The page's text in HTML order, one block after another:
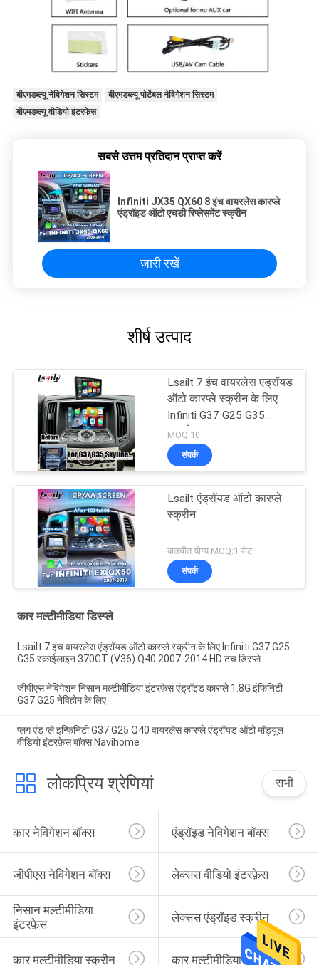
बीएमडब्ल्यू नेविगेशन सिस्टम
बीएमडब्ल्यू पोर्टेबल नेविगेशन सिस्टम
बीएमडब्ल्यू वीडियो इंटरफेस
सबसे उत्तम प्रतिदान प्राप्त करें
Infiniti JX35 QX60 8 इंच वायरलेस कारप्ले
एंड्रॉइड ऑटो एचडी रिप्लेसमेंट स्क्रीन
जारी रखें
शीर्ष उत्पाद
Lsailt 7 इंच वायरलेस एंड्रॉयड
ऑटो कारप्ले स्क्रीन के लिए
Infiniti G37 G25 G35
स्काईलाइन 370GT (V36)
Q40 2007-2014 HD टच
डिस्प्ले
MOQ:10
संपर्क
Lsailt एंड्रॉयड ऑटो कारप्ले
स्क्रीन
बातचीत योग्य MOQ:1 सेट
संपर्क
कार मल्टीमीडिया डिस्प्ले
Lsailt 7 इंच वायरलेस एंड्रॉयड ऑटो कारप्ले स्क्रीन के लिए Infiniti G37 G25
G35 स्काईलाइन 370GT (V36) Q40 2007-2014 HD टच डिस्प्ले
जीपीएस नेविगेशन निसान मल्टीमीडिया इंटरफ़ेस एंड्रॉइड कारप्ले 1.8G इंफिनिटी
G37 G25 नेविहोम के लिए
प्लग एंड प्ले इन्फिनिटी G37 G25 Q40 वायरलेस कारप्ले एंड्रॉयड ऑटो मॉड्यूल
वीडियो इंटरफ़ेस बॉक्स Navihome
लोकप्रिय श्रेणियां सभी
कार नेविगेशन बॉक्स एंड्रॉइड नेविगेशन बॉक्स
जीपीएस नेविगेशन बॉक्स लेक्सस वीडियो इंटरफ़ेस
निसान मल्टीमीडिया
इंटरफ़ेस
लेक्सस एंड्रॉइड स्क्रीन
कार मल्टीमीडिया स्क्रीन कार मल्टीमीडिया डिस्प्ले